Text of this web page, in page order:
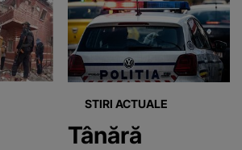
STIRI ACTUALE
Tânără